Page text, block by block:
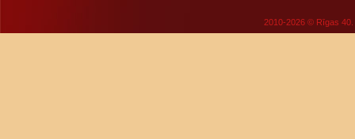
2010-2026 © Rīgas